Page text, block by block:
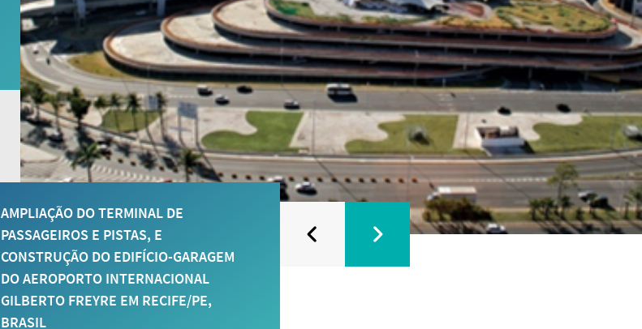
AMPLIAÇÃO DO TERMINAL DE
PASSAGEIROS E PISTAS, E
CONSTRUÇÃO DO EDIFÍCIO-GARAGEM
DO AEROPORTO INTERNACIONAL
GILBERTO FREYRE EM RECIFE/PE,
BRASIL